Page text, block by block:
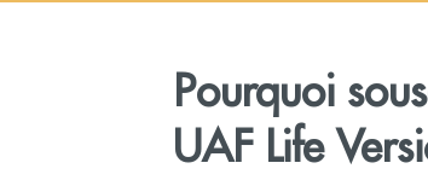
Pourquoi
UAF Life